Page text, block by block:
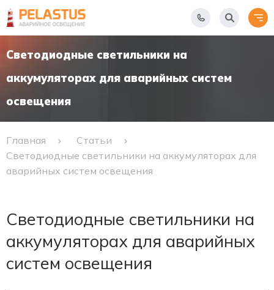
Светодиодные светильники на
аккумуляторах для аварийных систем
освещения
Главная
Статьи
Светодиодные светильники на аккумуляторах для
аварийных систем освещения
Светодиодные светильники на
аккумуляторах для аварийных
систем освещения